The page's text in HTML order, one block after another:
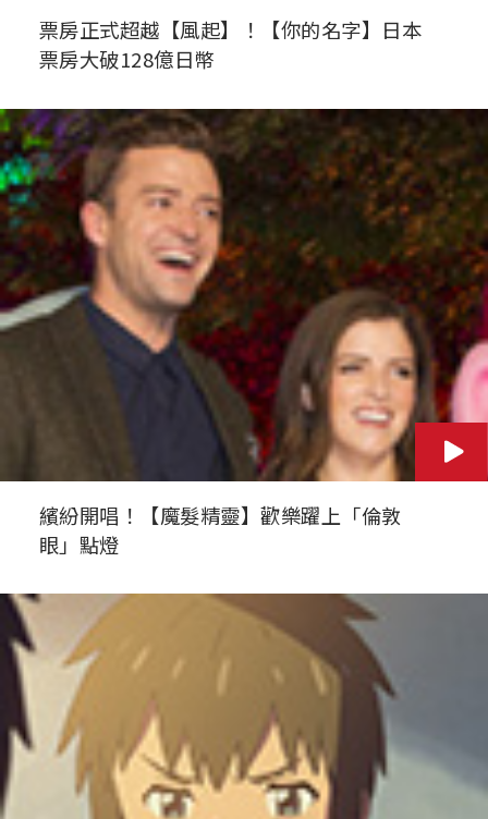
票房正式超越【風起】！【你的名字】日本
票房大破128億日幣
繽紛開唱！【魔髮精靈】歡樂躍上「倫敦
眼」點燈